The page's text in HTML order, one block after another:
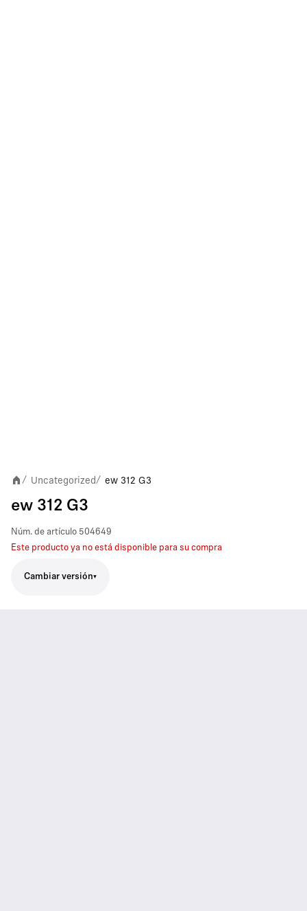
/ Uncategorized/ ew 312 G3
ew 312 G3
Núm. de artículo 504649
Este producto ya no está disponible para su compra
Cambiar versión